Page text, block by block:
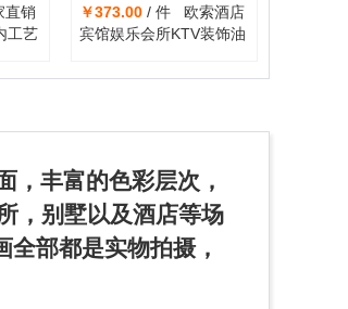
销
工艺
￥373.00/ 件 欧索酒店
宾馆娱乐会所KTV装饰油
油画壁画
，丰富的色彩层次，
，别墅以及酒店等场
部都是实物拍摄，